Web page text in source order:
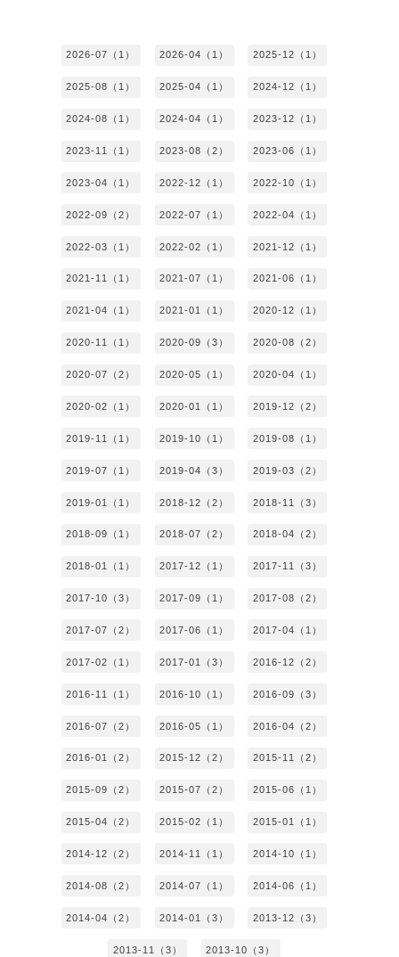
2026-07（1） 2026-04（1） 2025-12（1）
2025-08（1） 2025-04（1） 2024-12（1）
2024-08（1） 2024-04（1） 2023-12（1）
2023-11（1） 2023-08（2） 2023-06（1）
2023-04（1） 2022-12（1） 2022-10（1）
2022-09（2） 2022-07（1） 2022-04（1）
2022-03（1） 2022-02（1） 2021-12（1）
2021-11（1） 2021-07（1） 2021-06（1）
2021-04（1） 2021-01（1） 2020-12（1）
2020-11（1） 2020-09（3） 2020-08（2）
2020-07（2） 2020-05（1） 2020-04（1）
2020-02（1） 2020-01（1） 2019-12（2）
2019-11（1） 2019-10（1） 2019-08（1）
2019-07（1） 2019-04（3） 2019-03（2）
2019-01（1） 2018-12（2） 2018-11（3）
2018-09（1） 2018-07（2） 2018-04（2）
2018-01（1） 2017-12（1） 2017-11（3）
2017-10（3） 2017-09（1） 2017-08（2）
2017-07（2） 2017-06（1） 2017-04（1）
2017-02（1） 2017-01（3） 2016-12（2）
2016-11（1） 2016-10（1） 2016-09（3）
2016-07（2） 2016-05（1） 2016-04（2）
2016-01（2） 2015-12（2） 2015-11（2）
2015-09（2） 2015-07（2） 2015-06（1）
2015-04（2） 2015-02（1） 2015-01（1）
2014-12（2） 2014-11（1） 2014-10（1）
2014-08（2） 2014-07（1） 2014-06（1）
2014-04（2） 2014-01（3） 2013-12（3）
2013-11（3） 2013-10（3）